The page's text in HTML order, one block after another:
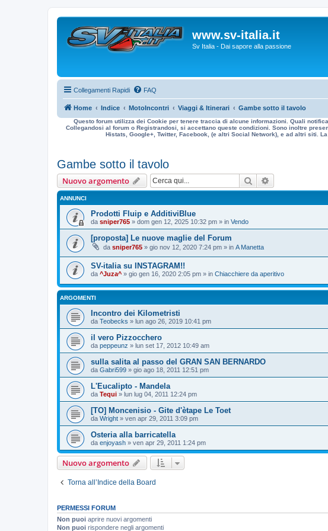
www.sv-italia.it
Sv Italia - Dai sapore alla passione
Collegamenti Rapidi FAQ
Home Indice MotoIncontri Viaggi & Itinerari Gambe sotto il tavolo
Questo forum utilizza dei Cookie per tenere traccia di alcune informazioni. Quali
Collegandosi al forum o Registrandosi, si accettano queste condizioni. Sono inoltre
Histats, Google+, Twitter, Facebook, (e altri Social Network), e ad altri siti.
Gambe sotto il tavolo
Nuovo argomento Cerca
ANNUNCI
Prodotti Fluip e AdditiviBlue
da sniper765 » dom gen 12, 2025 10:32 pm » in Vendo
[proposta] Le nuove maglie del Forum
da sniper765 » gio nov 12, 2020 7:24 pm » in A Manetta
SV-italia su INSTAGRAM!!
da ^Juza^ » gio gen 16, 2020 2:05 pm » in Chiacchiere da aperitivo
ARGOMENTI
Incontro dei Kilometristi
da Teobecks » lun ago 26, 2019 10:41 pm
il vero Pizzocchero
da peppeunz » lun set 17, 2012 10:49 am
sulla salita al passo del GRAN SAN BERNARDO
da Gabri599 » gio ago 18, 2011 12:51 pm
L'Eucalipto - Mandela
da Tequi » lun lug 04, 2011 12:24 pm
[TO] Moncenisio - Gite d'ètape Le Toet
da Wright » ven apr 29, 2011 3:09 pm
Osteria alla barricatella
da enjoyash » ven apr 29, 2011 1:24 pm
Nuovo argomento
Torna all’Indice della Board
PERMESSI FORUM
Non puoi aprire nuovi argomenti
Non puoi rispondere negli argomenti